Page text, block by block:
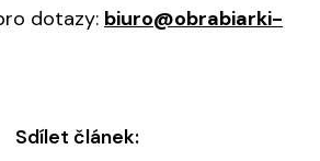
dotazy: biuro@obrabiarki-
Sdílet článek: